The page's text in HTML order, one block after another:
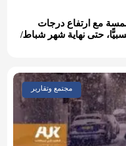
مع ارتفاع درجات
حتى نهاية شهر شباط/
مجتمع وتقارير